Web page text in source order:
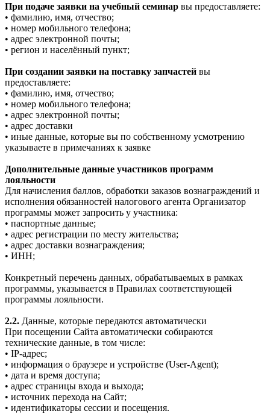
При подаче заявки на учебный семинар вы предоставляете:
• фамилию, имя, отчество;
• номер мобильного телефона;
• адрес электронной почты;
• регион и населённый пункт;
При создании заявки на поставку запчастей вы
предоставляете:
• фамилию, имя, отчество;
• номер мобильного телефона;
• адрес электронной почты;
• адрес доставки
• иные данные, которые вы по собственному усмотрению
указываете в примечаниях к заявке
Дополнительные данные участников программ
лояльности
Для начисления баллов, обработки заказов вознаграждений и
исполнения обязанностей налогового агента Организатор
программы может запросить у участника:
• паспортные данные;
• адрес регистрации по месту жительства;
• адрес доставки вознаграждения;
• ИНН;
Конкретный перечень данных, обрабатываемых в рамках
программы, указывается в Правилах соответствующей
программы лояльности.
2.2. Данные, которые передаются автоматически
При посещении Сайта автоматически собираются
технические данные, в том числе:
• IP-адрес;
• информация о браузере и устройстве (User-Agent);
• дата и время доступа;
• адрес страницы входа и выхода;
• источник перехода на Сайт;
• идентификаторы сессии и посещения.